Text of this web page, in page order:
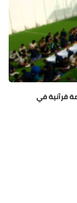
قرآنية في